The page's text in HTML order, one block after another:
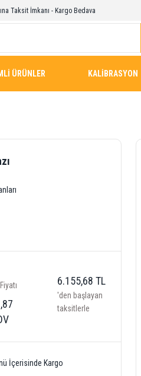
Taksit İmkanı - Kargo Bedava
ÜRÜNLER KALİBRASYON
6.155,68 TL
'den başlayan
taksitlerle
İçerisinde Kargo